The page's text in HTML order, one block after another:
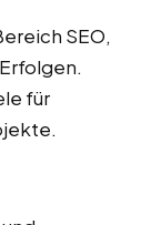
SEO,
für